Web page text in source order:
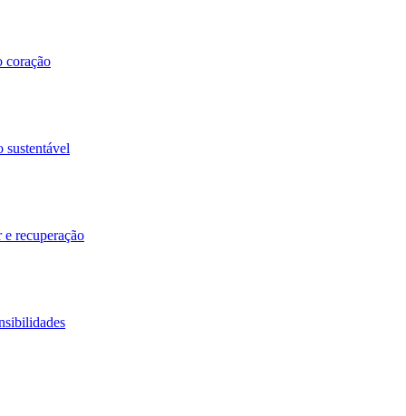
coração
sustentável
recuperação